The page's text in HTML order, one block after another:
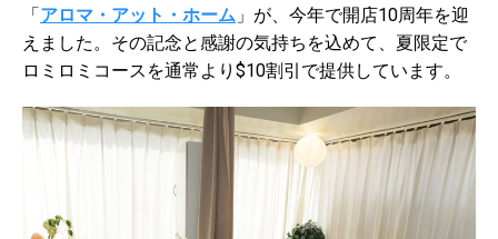
「アロマ・アット・ホーム 」が、今年で開店10周年を迎
えました。その記念と感謝の気持ちを込めて、夏限定で
ロミロミコースを通常より$10割引で提供しています。